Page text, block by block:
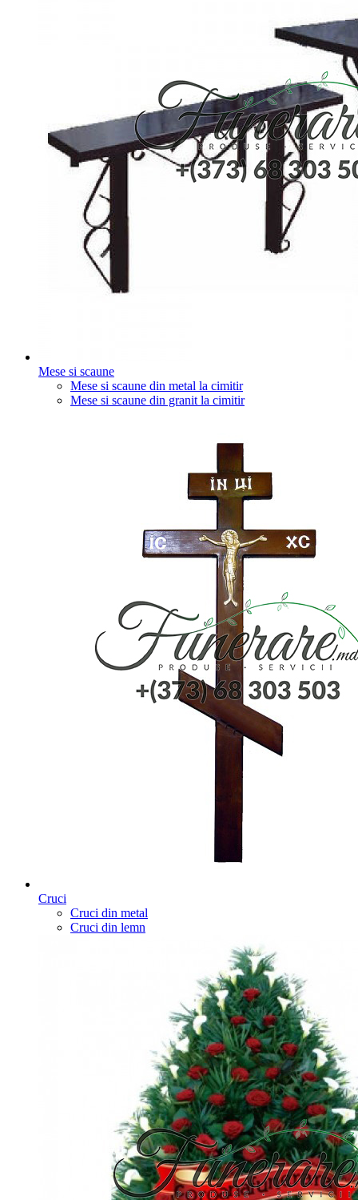
Mese si scaune
Mese si scaune din metal la cimitir
Mese si scaune din granit la cimitir
Cruci
Cruci din metal
Cruci din lemn